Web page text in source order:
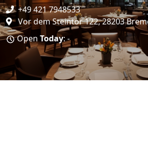
+49 421 7948533
Vor dem Steintor 122, 28203
Open Today: -